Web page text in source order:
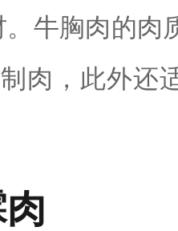
。牛胸肉的肉
肉，此外还